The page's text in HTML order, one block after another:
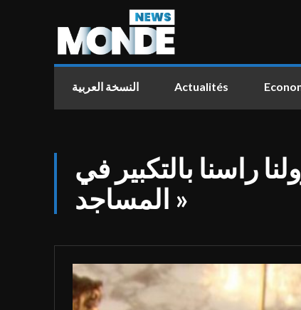
النسخة العربية Actualités
راسنا بالتكبير في
المساجد »